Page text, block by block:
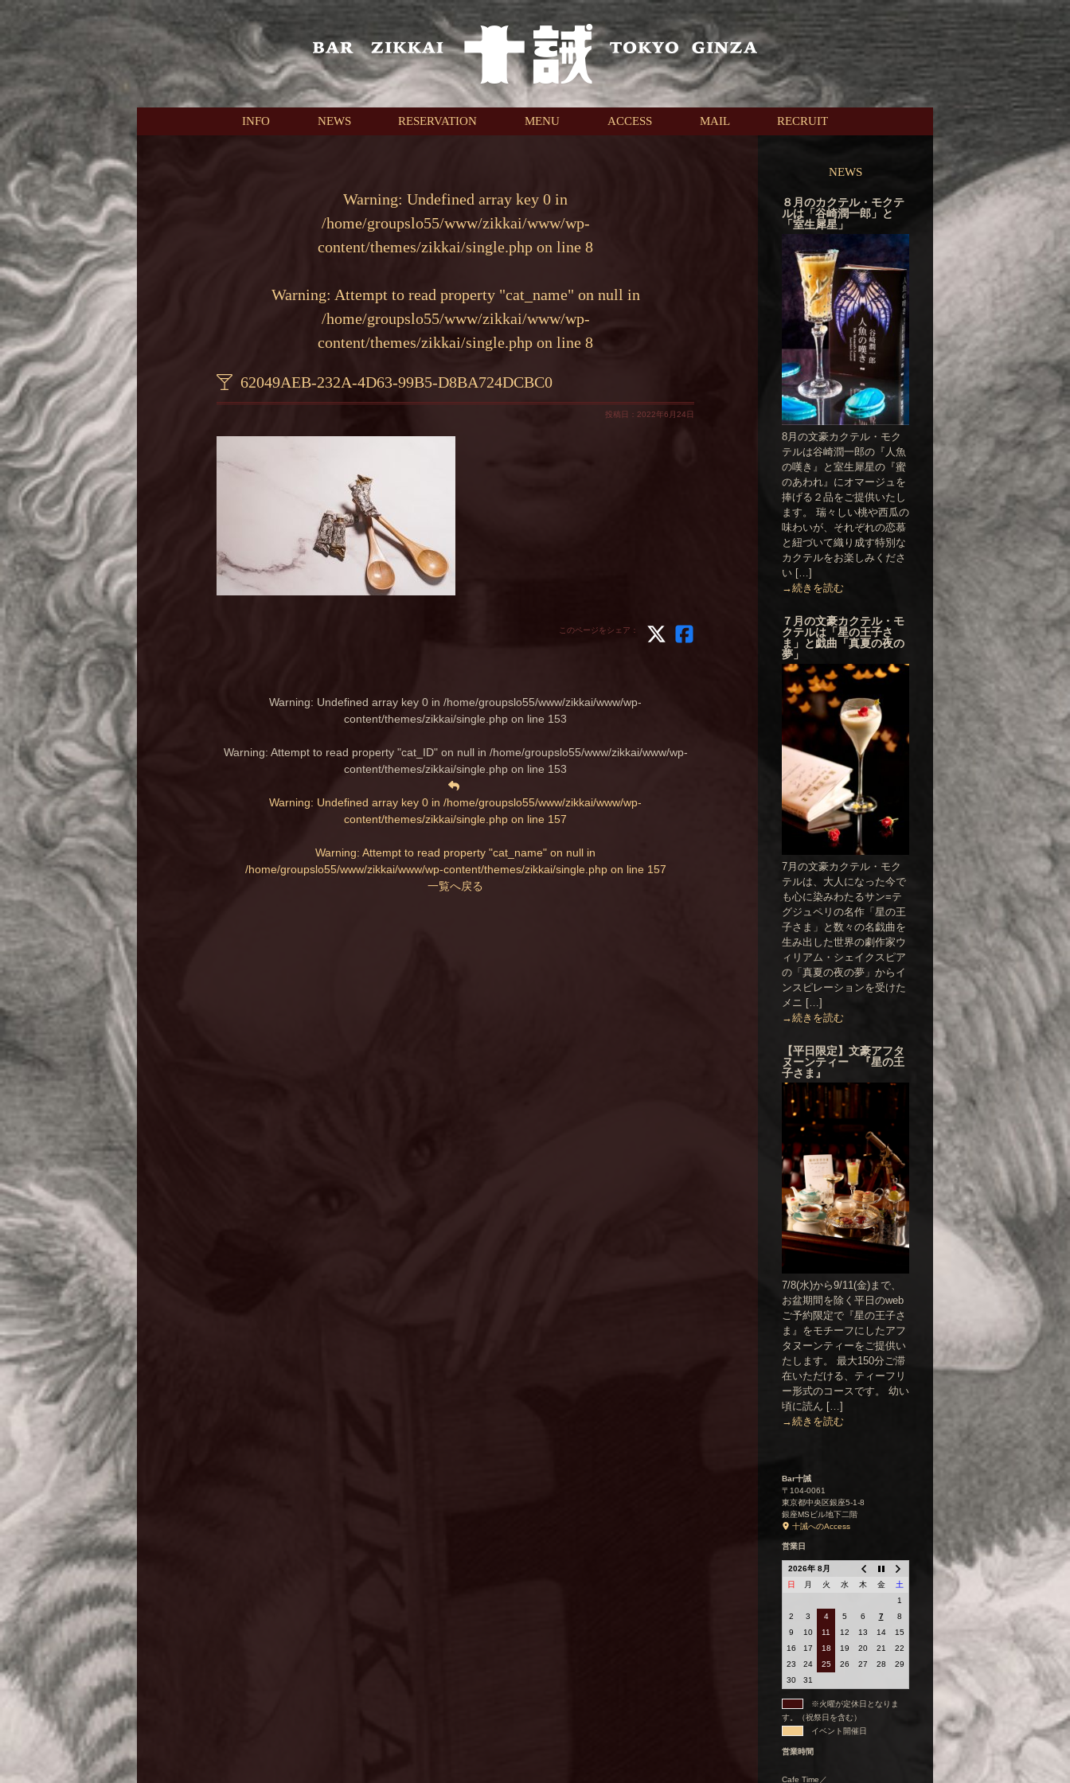
本文へスキップ
INFO NEWS RESERVATION MENU ACCESS MAIL RECRUIT
Warning: Undefined array key 0 in
/home/groupslo55/www/zikkai/www/wp-
content/themes/zikkai/single.php on line 8
Warning: Attempt to read property "cat_name" on null in
/home/groupslo55/www/zikkai/www/wp-
content/themes/zikkai/single.php on line 8
62049AEB-232A-4D63-99B5-D8BA724DCBC0
投稿日：2022年6月24日
このページをシェア：
Warning: Undefined array key 0 in /home/groupslo55/www/zikkai/www/wp-
content/themes/zikkai/single.php on line 153
Warning: Attempt to read property "cat_ID" on null in /home/groupslo55/www/zikkai/www/wp-
content/themes/zikkai/single.php on line 153
Warning: Undefined array key 0 in /home/groupslo55/www/zikkai/www/wp-
content/themes/zikkai/single.php on line 157
Warning: Attempt to read property "cat_name" on null in
/home/groupslo55/www/zikkai/www/wp-content/themes/zikkai/single.phpon line 157
一覧へ戻る
NEWS
８月のカクテル・モクテ
ルは「谷崎潤一郎」と
「室生犀星」
8月の文豪カクテル・モク
テルは谷崎潤一郎の『人魚
の嘆き』と室生犀星の『蜜
のあわれ』にオマージュを
捧げる２品をご提供いたし
ます。 瑞々しい桃や西瓜の
味わいが、それぞれの恋慕
と紐づいて織り成す特別な
カクテルをお楽しみくださ
い […]
→続きを読む
７月の文豪カクテル・モ
クテルは「星の王子さ
ま」と戯曲「真夏の夜の
夢」
7月の文豪カクテル・モク
テルは、大人になった今で
も心に染みわたるサン=テ
グジュペリの名作「星の王
子さま」と数々の名戯曲を
生み出した世界の劇作家ウ
ィリアム・シェイクスピア
の「真夏の夜の夢」からイ
ンスピレーションを受けた
メニ […]
→続きを読む
【平日限定】文豪アフタ
ヌーンティー 『星の王
子さま』
7/8(水)から9/11(金)まで、
お盆期間を除く平日のweb
ご予約限定で『星の王子さ
ま』をモチーフにしたアフ
タヌーンティーをご提供い
たします。 最大150分ご滞
在いただける、ティーフリ
ー形式のコースです。 幼い
頃に読ん […]
→続きを読む
Bar十誡
〒104-0061
東京都中央区銀座5-1-8
銀座MSビル地下二階
十誡へのAccess
営業日
2026年 8月
日
月 火 水 木 金
土
1
2
3 4 5 6 7
8
9
10 11 12 13 14
15
16
17 18 19 20 21
22
23
24 25 26 27 28
29
30
31
※火曜が定休日となりま
す。（祝祭日を含む）
イベント開催日
営業時間
Cafe Time／